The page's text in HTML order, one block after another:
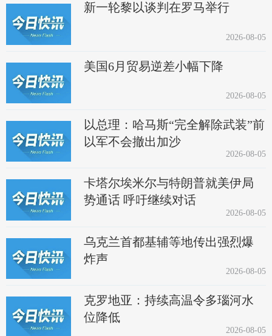
新一轮黎以谈判在罗马举行
2026-08-05
美国6月贸易逆差小幅下降
2026-08-05
以总理：哈马斯“完全解除武装”前
以军不会撤出加沙
2026-08-05
卡塔尔埃米尔与特朗普就美伊局
势通话 呼吁继续对话
2026-08-05
乌克兰首都基辅等地传出强烈爆
炸声
2026-08-05
克罗地亚：持续高温令多瑙河水
位降低
2026-08-05